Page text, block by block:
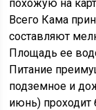
похожую на
Всего Кама
составляют
Площадь ее
Питание
подземное и
июнь) проходит